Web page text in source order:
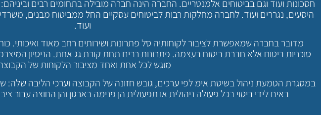
חסכונות ועוד וגם בביטוחים אלמנטריים. החברה הינה חברה מובילה בתחומים רבים
היסעים, נגררים ועוד. לחברה מחלקות רבות לביטוחים עסקיים החל ממביטוח מבנים,
ועוד.
מדובר בחברה שמאפשרת לציבור לקוחותיה סל פתרונות ושירותים רחב מאוד ואיכותי.
סוכניות ביטוח אלא חברת ביטוח בעצמה. פתרונות רבים תחת קורת גג אחת. הניסיון
מוגש לכל אחת ואחד מציבור הלקוחות של
במסגרת הטמעת ניהול בשיטת אימ לפי ערכים, גובש חזונה של הקבוצה וערכי הליבה שלה:
באים לידי ביטוי בכל פעולה ניהולית או תפעולית הן פנימה בארגון והן החוצה עבור